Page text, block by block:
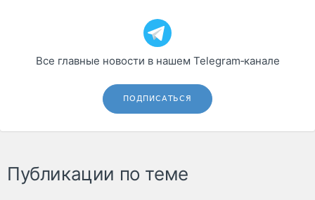
Все главные новости в нашем Telegram‑канале
ПОДПИСАТЬСЯ
Публикации по теме